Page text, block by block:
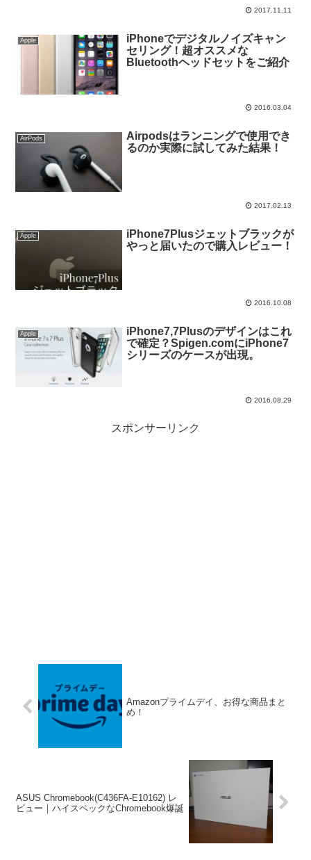
2017.11.11
Apple
iPhoneでデジタルノイズキャン
セリング！超オススメな
Bluetoothヘッドセットをご紹介
2016.03.04
AirPods
Airpodsはランニングで使用でき
るのか実際に試してみた結果！
2017.02.13
Apple
iPhone7Plusジェットブラックが
やっと届いたので購入レビュー！
2016.10.08
Apple
iPhone7,7Plusのデザインはこれ
で確定？Spigen.comにiPhone7
シリーズのケースが出現。
2016.08.29
スポンサーリンク
Amazonプライムデイ、お得な商品まと
め！
ASUS Chromebook(C436FA-E10162) レ
ビュー｜ハイスペックなChromebook爆誕